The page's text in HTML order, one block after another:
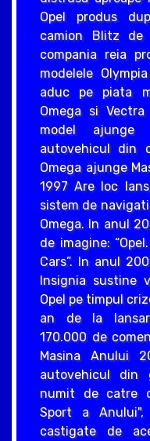
Opel produs
camion Blitz
compania reia
modelele
aduc pe piata
Omega si
model
autovehicul din
Omega ajunge
1997 Are loc
sistem de
Omega. In anul
de imagine:
Cars”. In anul
Insignia sustine
Opel pe timpul
an de la
170.000 de
Masina Anului
autovehicul din
numit de catre
Sport a
castigate de